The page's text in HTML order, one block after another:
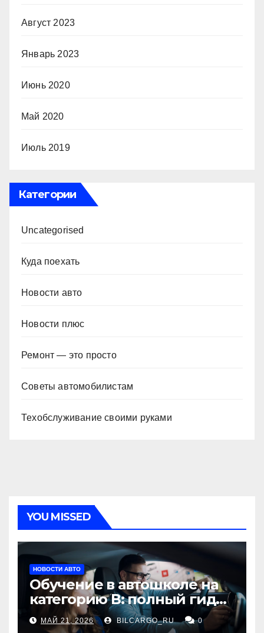
Август 2023
Январь 2023
Июнь 2020
Май 2020
Июль 2019
Категории
Uncategorised
Куда поехать
Новости авто
Новости плюс
Ремонт — это просто
Советы автомобилистам
Техобслуживание своими руками
YOU MISSED
НОВОСТИ АВТО
Обучение в автошколе на
категорию В: полный гид
для будущих водителей
МАЙ 21, 2026 BILCARGO_RU 0